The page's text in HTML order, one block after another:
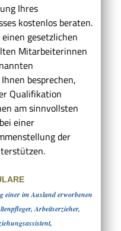
Ihres
kostenlos beraten.
gesetzlichen
Mitarbeiterinnen
besprechen,
Qualifikation
am sinnvollsten
einer
der
einer im Ausland erworbenen
Arbeitserzieher,